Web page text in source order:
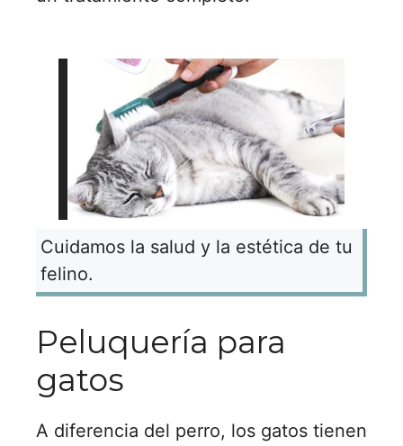
Cuidamos la salud y la estética de tu
felino.
Peluquería para
gatos
A diferencia del perro, los gatos tienen